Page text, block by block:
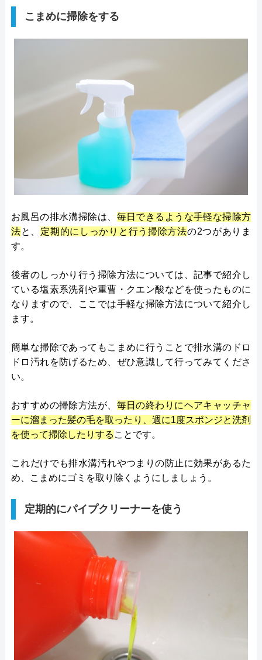
こまめに掃除をする
お風呂の排水溝掃除は、 毎日できるような手軽な掃除方
法と、 定期的にしっかりと行う掃除方法の2つがありま
す。
後者のしっかり行う掃除方法については、記事で紹介し
ている塩素系洗剤や重曹・クエン酸などを使ったものに
なりますので、ここでは手軽な掃除方法について紹介し
ます。
簡単な掃除であってもこまめに行うことで排水溝のドロ
ドロ汚れを防げるため、ぜひ意識して行ってみてくださ
い。
おすすめの掃除方法が、 毎日の終わりにヘアキャッチャ
ーに溜まった髪の毛を取ったり、週に1度スポンジと洗剤
を使って掃除したりする ことです。
これだけでも排水溝汚れやつまりの防止に効果があるた
め、こまめにゴミを取り除くようにしましょう。
定期的にパイプクリーナーを使う